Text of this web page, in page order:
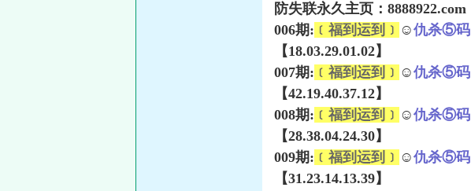
防失联永久主页：8888922.com
006期: ﹝福到运到﹞ ☺仇杀⑤码
【18.03.29.01.02】
007期: ﹝福到运到﹞ ☺仇杀⑤码
【42.19.40.37.12】
008期: ﹝福到运到﹞ ☺仇杀⑤码
【28.38.04.24.30】
009期: ﹝福到运到﹞ ☺仇杀⑤码
【31.23.14.13.39】